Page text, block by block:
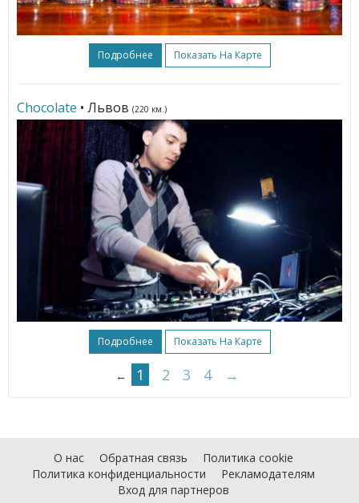
Подробнее Показать На Карте
Chocolate • Львов (220 км.)
Подробнее Показать На Карте
← 1 2 3 4 →
О нас Обратная связь
Политика cookie
Политика конфиденциальности
Рекламодателям
Вход для партнеров